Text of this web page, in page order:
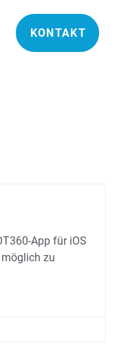
KONTAKT
App für iOS
zu